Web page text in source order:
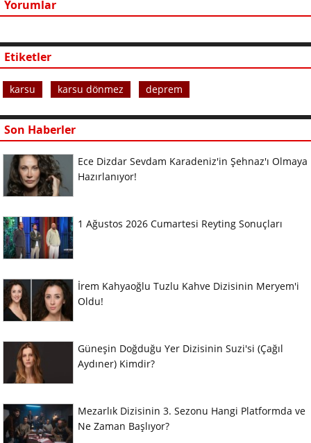
Yorumlar
Etiketler
karsu karsu dönmez deprem
Son Haberler
Ece Dizdar Sevdam Karadeniz'in Şehnaz'ı Olmaya
Hazırlanıyor!
1 Ağustos 2026 Cumartesi Reyting Sonuçları
İrem Kahyaoğlu Tuzlu Kahve Dizisinin Meryem'i
Oldu!
Güneşin Doğduğu Yer Dizisinin Suzi'si (Çağıl
Aydıner) Kimdir?
Mezarlık Dizisinin 3. Sezonu Hangi Platformda ve
Ne Zaman Başlıyor?